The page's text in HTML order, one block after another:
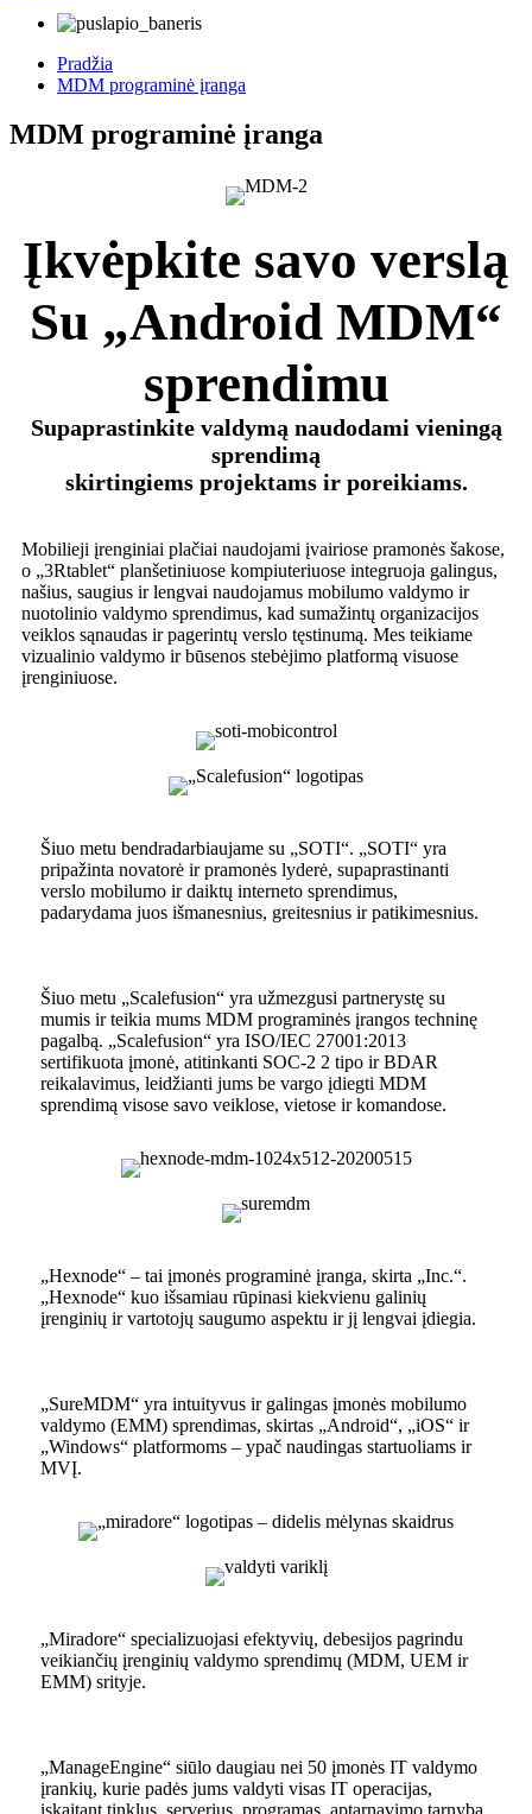
Pradžia
MDM programinė įranga
MDM programinė įranga
Įkvėpkite savo verslą
Su „Android MDM“
sprendimu
Supaprastinkite valdymą naudodami vieningą
sprendimą
skirtingiems projektams ir poreikiams.
Mobilieji įrenginiai plačiai naudojami įvairiose pramonės šakose,
o „3Rtablet“ planšetiniuose kompiuteriuose integruoja galingus,
našius, saugius ir lengvai naudojamus mobilumo valdymo ir
nuotolinio valdymo sprendimus, kad sumažintų organizacijos
veiklos sąnaudas ir pagerintų verslo tęstinumą. Mes teikiame
vizualinio valdymo ir būsenos stebėjimo platformą visuose
įrenginiuose.
Šiuo metu bendradarbiaujame su „SOTI“. „SOTI“ yra
pripažinta novatorė ir pramonės lyderė, supaprastinanti
verslo mobilumo ir daiktų interneto sprendimus,
padarydama juos išmanesnius, greitesnius ir patikimesnius.
Šiuo metu „Scalefusion“ yra užmezgusi partnerystę su
mumis ir teikia mums MDM programinės įrangos techninę
pagalbą. „Scalefusion“ yra ISO/IEC 27001:2013
sertifikuota įmonė, atitinkanti SOC-2 2 tipo ir BDAR
reikalavimus, leidžianti jums be vargo įdiegti MDM
sprendimą visose savo veiklose, vietose ir komandose.
„Hexnode“ – tai įmonės programinė įranga, skirta „Inc.“.
„Hexnode“ kuo išsamiau rūpinasi kiekvienu galinių
įrenginių ir vartotojų saugumo aspektu ir jį lengvai įdiegia.
„SureMDM“ yra intuityvus ir galingas įmonės mobilumo
valdymo (EMM) sprendimas, skirtas „Android“, „iOS“ ir
„Windows“ platformoms – ypač naudingas startuoliams ir
MVĮ.
„Miradore“ specializuojasi efektyvių, debesijos pagrindu
veikiančių įrenginių valdymo sprendimų (MDM, UEM ir
EMM) srityje.
„ManageEngine“ siūlo daugiau nei 50 įmonės IT valdymo
įrankių, kurie padės jums valdyti visas IT operacijas,